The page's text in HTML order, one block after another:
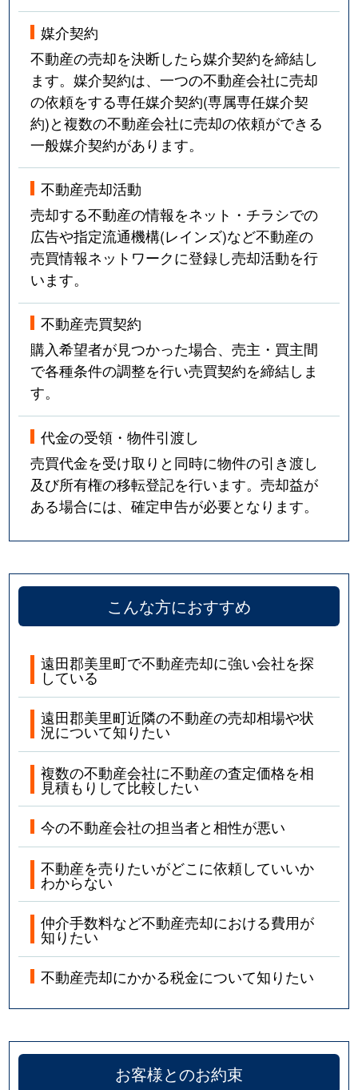
媒介契約
不動産の売却を決断したら媒介契約を締結し
ます。媒介契約は、一つの不動産会社に売却
の依頼をする専任媒介契約(専属専任媒介契
約)と複数の不動産会社に売却の依頼ができる
一般媒介契約があります。
不動産売却活動
売却する不動産の情報をネット・チラシでの
広告や指定流通機構(レインズ)など不動産の
売買情報ネットワークに登録し売却活動を行
います。
不動産売買契約
購入希望者が見つかった場合、売主・買主間
で各種条件の調整を行い売買契約を締結しま
す。
代金の受領・物件引渡し
売買代金を受け取りと同時に物件の引き渡し
及び所有権の移転登記を行います。売却益が
ある場合には、確定申告が必要となります。
こんな方におすすめ
遠田郡美里町で不動産売却に強い会社を探
している
遠田郡美里町近隣の不動産の売却相場や状
況について知りたい
複数の不動産会社に不動産の査定価格を相
見積もりして比較したい
今の不動産会社の担当者と相性が悪い
不動産を売りたいがどこに依頼していいか
わからない
仲介手数料など不動産売却における費用が
知りたい
不動産売却にかかる税金について知りたい
お客様とのお約束